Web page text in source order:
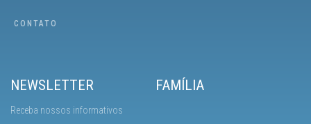
CONTATO
NEWSLETTER
Receba nossos informativos
FAMÍLIA